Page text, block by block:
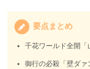
要点まとめ
千花ワールド全開「
御行の必殺「壁ダァ